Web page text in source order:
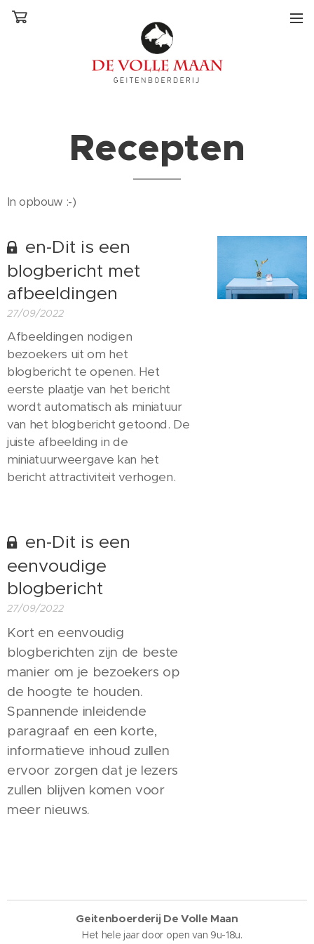
Recepten
In opbouw :-)
en-Dit is een
blogbericht met
afbeeldingen
27/09/2022
Afbeeldingen nodigen
bezoekers uit om het
blogbericht te openen. Het
eerste plaatje van het bericht
wordt automatisch als miniatuur
van het blogbericht getoond. De
juiste afbeelding in de
miniatuurweergave kan het
bericht attractiviteit verhogen.
en-Dit is een
eenvoudige
blogbericht
27/09/2022
Kort en eenvoudig
blogberichten zijn de beste
manier om je bezoekers op
de hoogte te houden.
Spannende inleidende
paragraaf en een korte,
informatieve inhoud zullen
ervoor zorgen dat je lezers
zullen blijven komen voor
meer nieuws.
Geitenboerderij De Volle Maan
Het hele jaar door open van 9u-18u.